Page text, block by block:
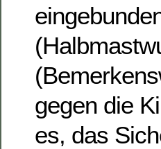
gegen die
es, das